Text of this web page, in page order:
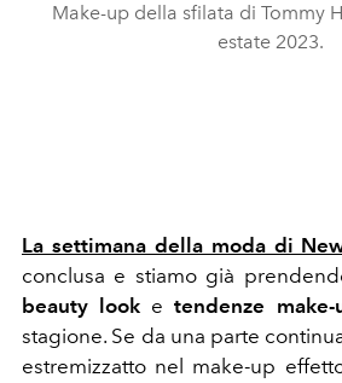
Make-up della sfilata di Tommy
estate 2023.
La settimana della moda di
conclusa e stiamo già
beauty look e tendenze make-
stagione. Se da una parte
estremizzatto nel make-up